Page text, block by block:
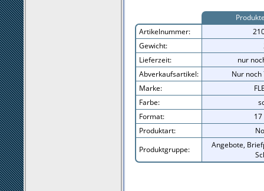
Artikelnummer:
Gewicht:
Lieferzeit:
nur
Abverkaufsartikel:
Nur
Marke:
Farbe:
Format:
Produktart:
Produktgruppe:
Angebote,